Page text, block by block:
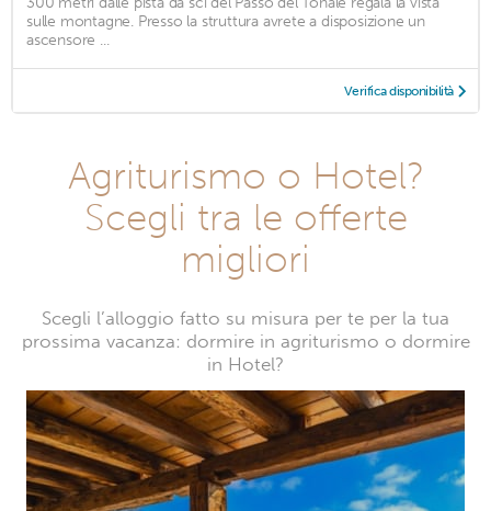
sulle montagne. Presso la struttura avrete a disposizione un
ascensore ...
Verifica disponibilità
Agriturismo o Hotel?
Scegli tra le offerte
migliori
Scegli l’alloggio fatto su misura per te per la tua
prossima vacanza: dormire in agriturismo o dormire
in Hotel?